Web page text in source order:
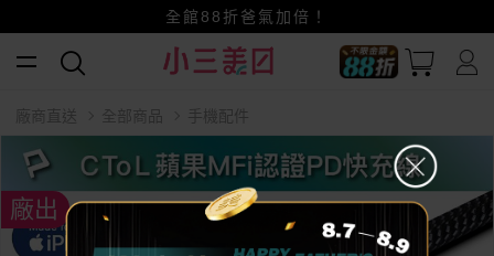
賺美幣~換好禮~立即換GO~
小三美日x全支付~美幣+全點折上折超划算
全館88折爸氣加倍！
廠商直送 全部商品 手機配件
廠出